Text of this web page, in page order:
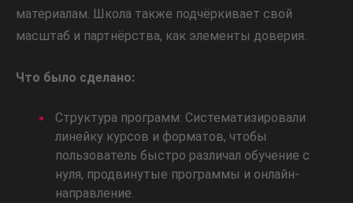
материалам. Школа также подчёркивает свой
масштаб и партнёрства, как элементы доверия.
Что было сделано:
Структура программ: Систематизировали
линейку курсов и форматов, чтобы
пользователь быстро различал обучение с
нуля, продвинутые программы и онлайн-
направление.